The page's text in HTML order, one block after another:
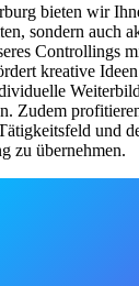
bieten wir
sondern auch
Controllings
kreative
Zudem
und
zu übernehmen.